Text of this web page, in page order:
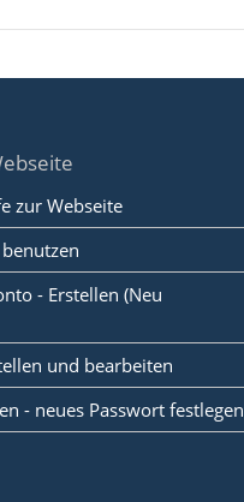
zur Webseite
- Erstellen (Neu
und bearbeiten
- neues Passwort festlegen